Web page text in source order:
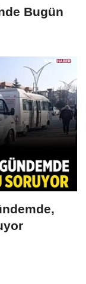
Bugün